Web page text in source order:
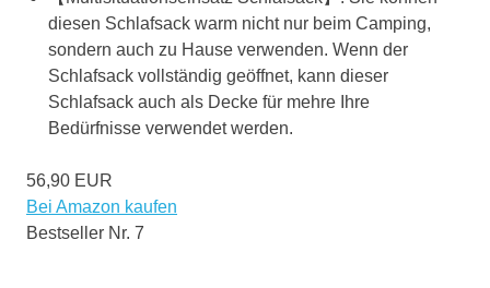
diesen Schlafsack warm nicht nur beim Camping,
sondern auch zu Hause verwenden. Wenn der
Schlafsack vollständig geöffnet, kann dieser
Schlafsack auch als Decke für mehre Ihre
Bedürfnisse verwendet werden.
56,90 EUR
Bei Amazon kaufen
Bestseller Nr. 7